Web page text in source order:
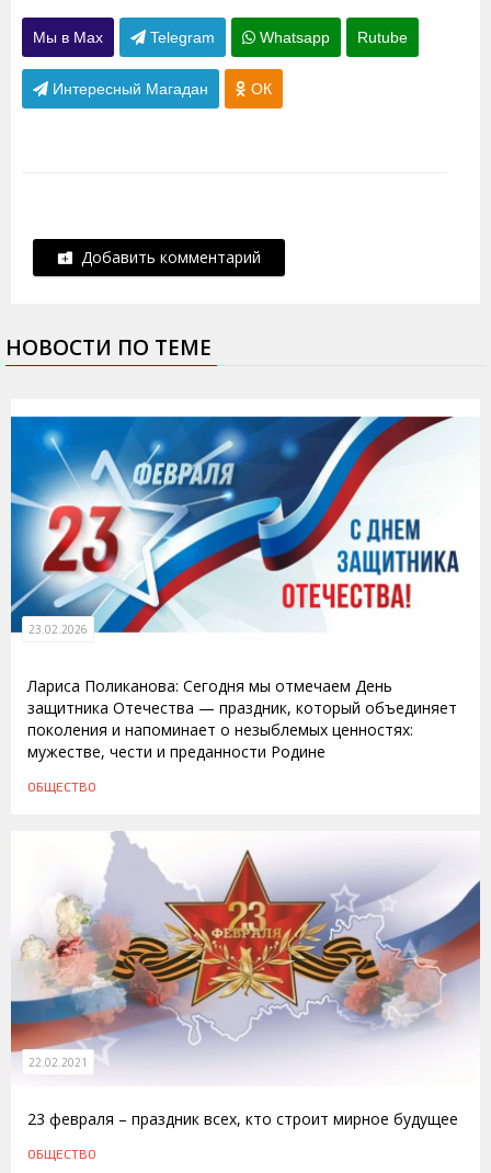
Мы в Max Telegram Whatsapp Rutube
Интересный Магадан ОК
Добавить комментарий
НОВОСТИ ПО ТЕМЕ
23.02.2026
Лариса Поликанова: Сегодня мы отмечаем День
защитника Отечества — праздник, который объединяет
поколения и напоминает о незыблемых ценностях:
мужестве, чести и преданности Родине
ОБЩЕСТВО
22.02.2021
23 февраля – праздник всех, кто строит мирное будущее
ОБЩЕСТВО